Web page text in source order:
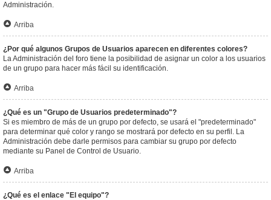
Administración.
Arriba
¿Por qué algunos Grupos de Usuarios aparecen en diferentes colores?
La Administración del foro tiene la posibilidad de asignar un color a los usuarios
de un grupo para hacer más fácil su identificación.
Arriba
¿Qué es un "Grupo de Usuarios predeterminado"?
Si es miembro de más de un grupo por defecto, se usará el "predeterminado"
para determinar qué color y rango se mostrará por defecto en su perfil. La
Administración debe darle permisos para cambiar su grupo por defecto
mediante su Panel de Control de Usuario.
Arriba
¿Qué es el enlace "El equipo"?